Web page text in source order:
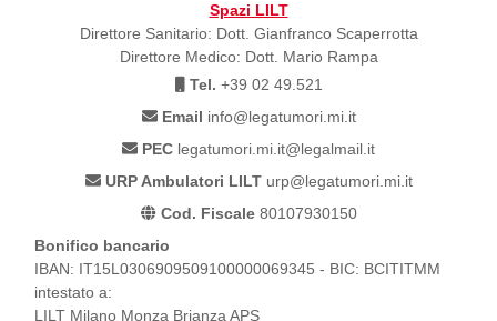
Spazi LILT
Direttore Sanitario: Dott. Gianfranco Scaperrotta
Direttore Medico: Dott. Mario Rampa
Tel. +39 02 49.521
Email info@legatumori.mi.it
PEC legatumori.mi.it@legalmail.it
URP Ambulatori LILTurp@legatumori.mi.it
Cod. Fiscale80107930150
Bonifico bancario
IBAN: IT15L0306909509100000069345 - BIC: BCITITMM
intestato a:
LILT Milano Monza Brianza APS